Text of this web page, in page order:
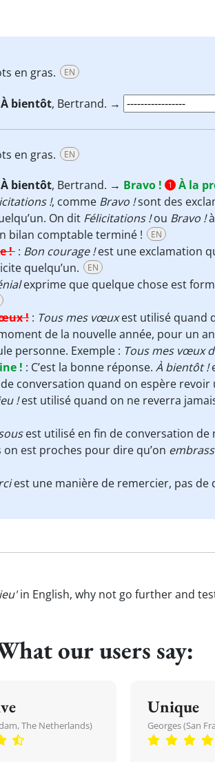
en gras. EN
bientôt, Bertrand. →
en gras. EN
bientôt, Bertrand. → Bravo ! 1 À la
!, comme Bravo !sont des
On dit Félicitations !ou Bravo !à
bilan comptable terminé !
EN
! : Bon courage !est une exclamation
quelqu’un.
EN
exprime que quelque chose est
! : Tous mes vœuxest utilisé quand
de la nouvelle année, pour un
personne. Exemple : Tous mes vœux
! : C’est la bonne réponse. À bientôt !
conversation quand on espère
!est utilisé quand on ne reverra
est utilisé en fin de conversation de
on est proches pour dire qu’on
est une manière de remercier, pas de
in English, why not go further and
our users say:
The Netherlands)
Unique
Georges (San